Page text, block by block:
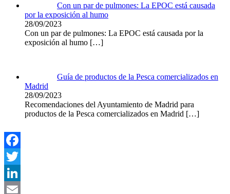
Con un par de pulmones: La EPOC está causada
por la exposición al humo
28/09/2023
Con un par de pulmones: La EPOC está causada por la
exposición al humo […]
Guía de productos de la Pesca comercializados en
Madrid
28/09/2023
Recomendaciones del Ayuntamiento de Madrid para
productos de la Pesca comercializados en Madrid […]
Facebook
Twitter
LinkedIn